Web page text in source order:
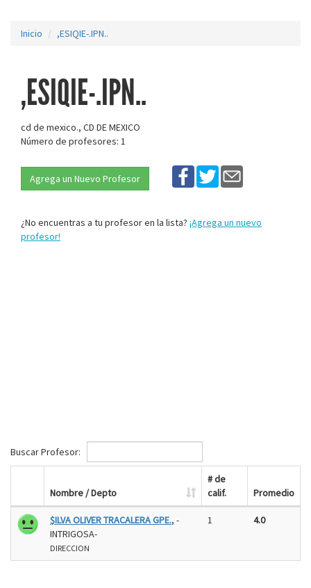
Inicio ,ESIQIE-.IPN..
,ESIQIE-.IPN..
cd de mexico., CD DE MEXICO
Número de profesores: 1
Agrega un Nuevo Profesor
¿No encuentras a tu profesor en la lista? ¡Agrega un nuevo
profesor!
Buscar Profesor:
Nombre / Depto
# de
calif.
Promedio
$ILVA OLIVER TRACALERA GPE., -
INTRIGOSA-
DIRECCION
1 4.0